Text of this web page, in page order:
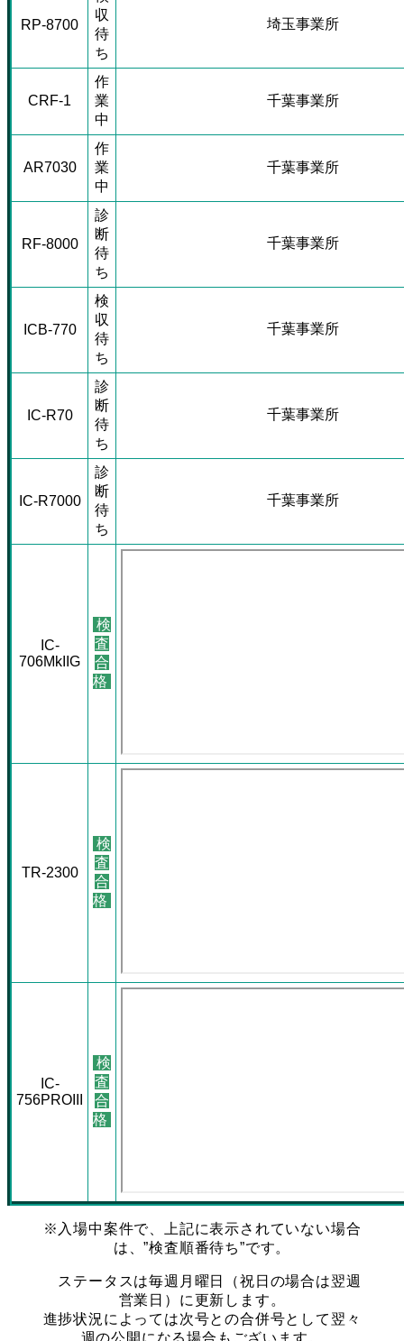
RP-8700
収
待
ち
埼玉事業所
CRF-1
作
業
中
千葉事業所
AR7030
作
業
中
千葉事業所
RF-8000
診
断
待
ち
千葉事業所
ICB-770
検
収
待
ち
千葉事業所
IC-R70
診
断
待
ち
千葉事業所
IC-R7000
診
断
待
ち
千葉事業所
IC-
706MkIIG
検
査
合
格
TR-2300
検
査
合
格
IC-
756PROIII
検
査
合
格
※入場中案件で、上記に表示されていない場合
は、”検査順番待ち”です。
ステータスは毎週月曜日（祝日の場合は翌週
営業日）に更新します。
進捗状況によっては次号との合併号として翌々
週の公開になる場合もございます。